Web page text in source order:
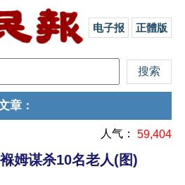
电子报 正體版
章 ：
人气： 59,404
姆谋杀10名老人(图)